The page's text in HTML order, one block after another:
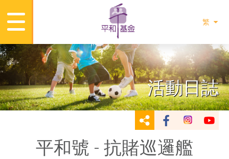
繁
活動日誌
平和號 - 抗賭巡邏艦